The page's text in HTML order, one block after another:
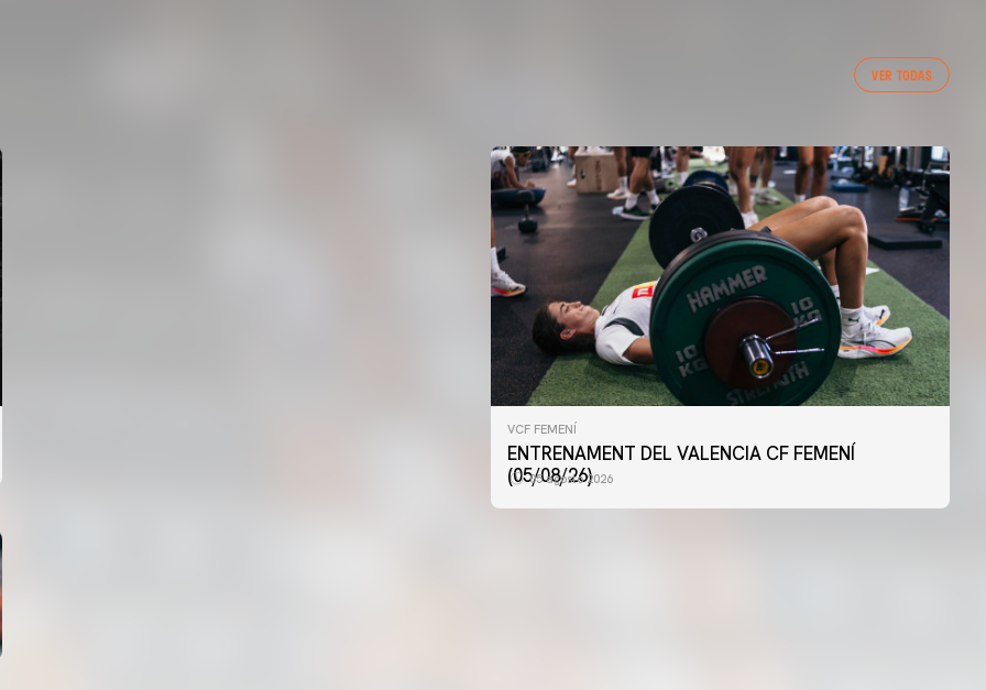
VER TODAS
VCF FEMENÍ
ENTRENAMENT DEL VALENCIA CF FEMENÍ
(05/08/26)
05 agosto 2026
PRIMER EQUIP
ENTRENAMENT DEL VALENCIA CF 4/8/2026